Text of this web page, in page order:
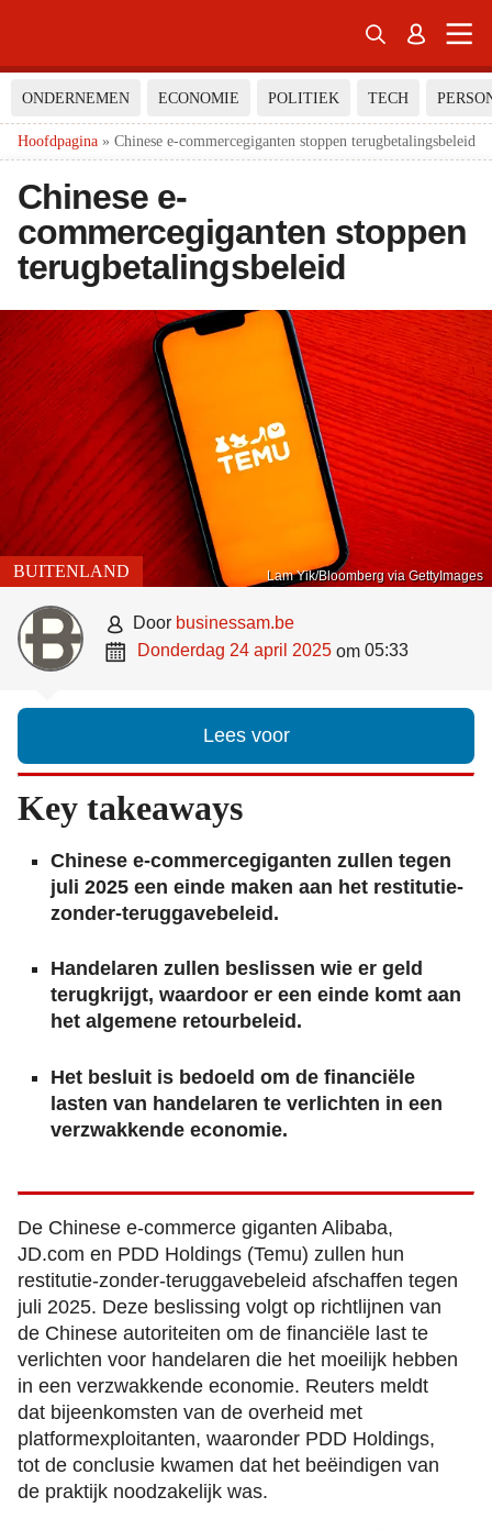
 
ONDERNEMEN ECONOMIE POLITIEK TECH
Hoofdpagina » Chinese e-commercegiganten stoppen terugbetalingsbeleid
Chinese e-
commercegiganten stoppen
terugbetalingsbeleid
Lam Yik/Bloomberg via GettyImages
BUITENLAND
 door businessam.be
 donderdag 24 april 2025 om 05:33
Lees voor
Key takeaways
Chinese e-commercegiganten zullen tegen
juli 2025 een einde maken aan het restitutie-
zonder-teruggavebeleid.
Handelaren zullen beslissen wie er geld
terugkrijgt, waardoor er een einde komt aan
het algemene retourbeleid.
Het besluit is bedoeld om de financiële
lasten van handelaren te verlichten in een
verzwakkende economie.
De Chinese e-commerce giganten Alibaba,
JD.com en PDD Holdings (Temu) zullen hun
restitutie-zonder-teruggavebeleid afschaffen tegen
juli 2025. Deze beslissing volgt op richtlijnen van
de Chinese autoriteiten om de financiële last te
verlichten voor handelaren die het moeilijk hebben
in een verzwakkende economie. Reuters meldt
dat bijeenkomsten van de overheid met
platformexploitanten, waaronder PDD Holdings,
tot de conclusie kwamen dat het beëindigen van
de praktijk noodzakelijk was.